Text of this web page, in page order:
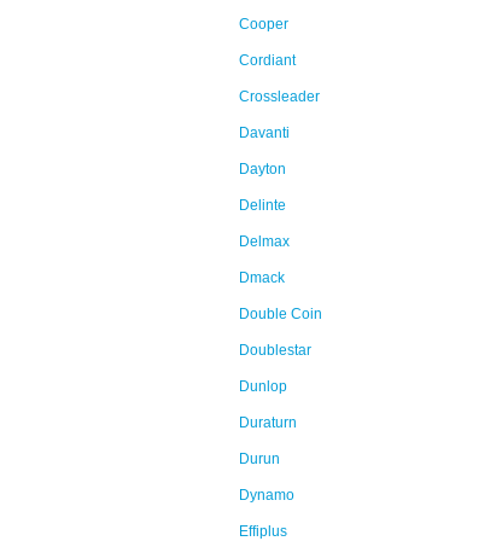
Cooper
Cordiant
Crossleader
Davanti
Dayton
Delinte
Delmax
Dmack
Double Coin
Doublestar
Dunlop
Duraturn
Durun
Dynamo
Effiplus